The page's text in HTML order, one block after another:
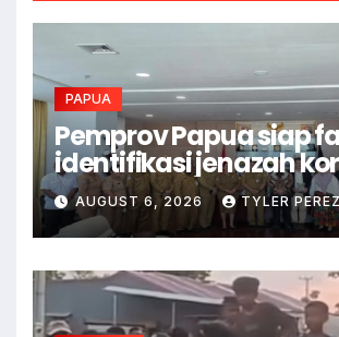
PAPUA
Pemprov Papua siap
identifikasi jenazah
II AUGUST 6, 2026 TYLER PEREZ